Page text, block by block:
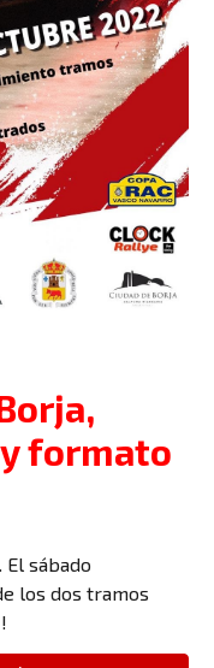
formato
El sábado
los dos tramos